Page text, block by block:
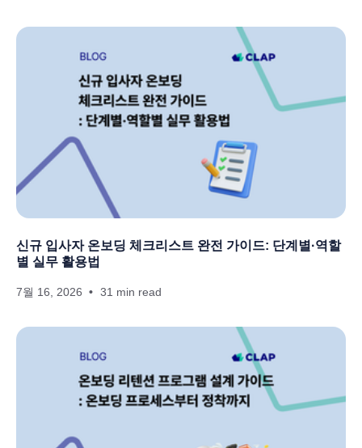
신규 입사자 온보딩 체크리스트 완전 가이드: 단계별·역할
별 실무 활용법
7월 16, 2026 31 min read